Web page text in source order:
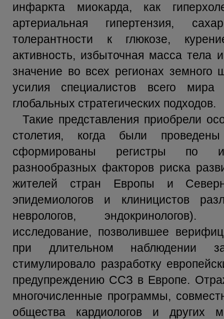
инфаркта миокарда, как
артериальная гипертензия,
толерантности к глюкозе,
активность, избыточная масса тела
значение во всех регионах земного
усилия специалистов всего
глобальных стратегических подходов.
Такие представления приобрели
столетия, когда были
сформированы регистры по
разнообразных факторов риска
жителей стран Европы и
эпидемиологов и клиницистов
неврологов, эндокринологов).
исследование, позволившее
при длительном наблюдении
стимулировало разработку
предупреждению ССЗ в Европе.
многочисленные программы,
общества кардиологов и других